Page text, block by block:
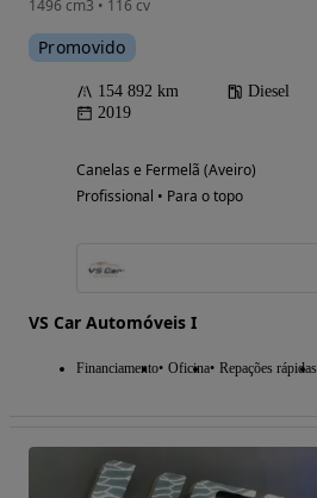
1496 cm3 • 116 cv
Promovido
154 892 km Diesel
2019
Canelas e Fermelã (Aveiro)
Profissional • Para o topo
VS Car Automóveis I
Financiamento Oficina Repações rápidas